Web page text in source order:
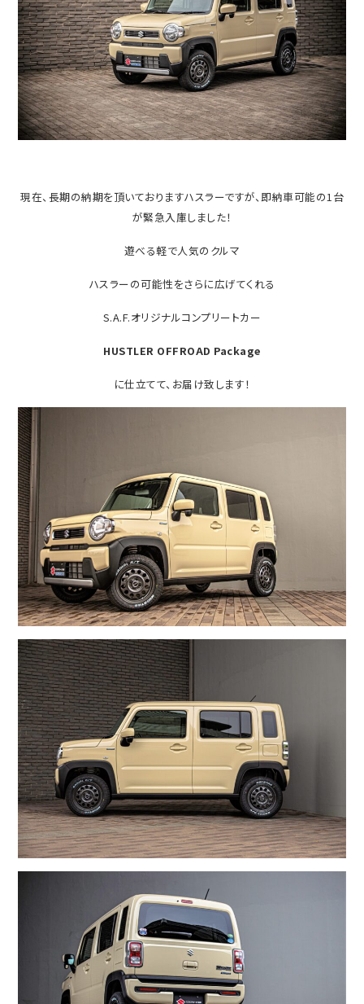
現在、長期の納期を頂いておりますハスラーですが、即納車可能の1台
が緊急入庫しました！
遊べる軽で人気のクルマ
ハスラーの可能性をさらに広げてくれる
S.A.F.オリジナルコンプリートカー
HUSTLER OFFROAD Package
に仕立てて、お届け致します！